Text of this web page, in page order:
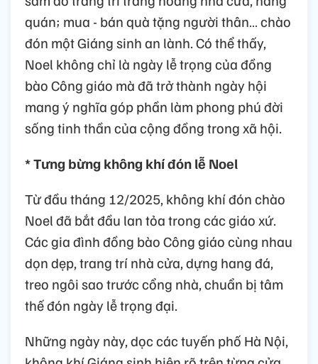
quán; mua - bán quà tặng người thân… chào
đón một Giáng sinh an lành. Có thể thấy,
Noel không chỉ là ngày lễ trọng của đồng
bào Công giáo mà đã trở thành ngày hội
mang ý nghĩa góp phần làm phong phú đời
sống tinh thần của cộng đồng trong xã hội.
* Tưng bừng không khí đón lễ Noel
Từ đầu tháng 12/2025, không khí đón chào
Noel đã bắt đầu lan tỏa trong các giáo xứ.
Các gia đình đồng bào Công giáo cùng nhau
dọn dẹp, trang trí nhà cửa, dựng hang đá,
treo ngôi sao trước cổng nhà, chuẩn bị tâm
thế đón ngày lễ trọng đại.
Những ngày này, dọc các tuyến phố Hà Nội,